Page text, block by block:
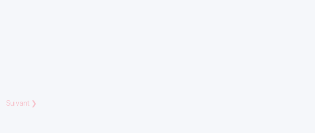
Suivant❯